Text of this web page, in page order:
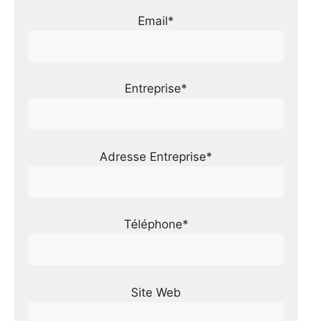
Email*
Entreprise*
Adresse Entreprise*
Téléphone*
Site Web